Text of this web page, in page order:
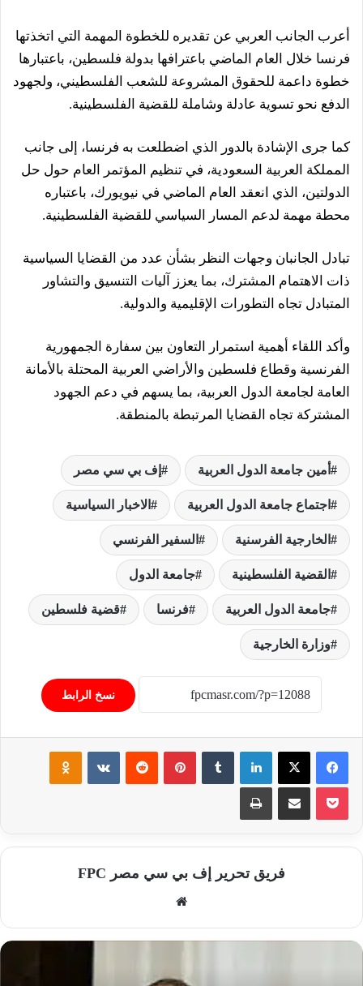
أعرب الجانب العربي عن تقديره للخطوة المهمة التي اتخذتها
فرنسا خلال العام الماضي باعترافها بدولة فلسطين، باعتبارها
خطوة داعمة للحقوق المشروعة للشعب الفلسطيني، ولجهود
الدفع نحو تسوية عادلة وشاملة للقضية الفلسطينية.
كما جرى الإشادة بالدور الذي اضطلعت به فرنسا، إلى جانب
المملكة العربية السعودية، في تنظيم المؤتمر العام حول حل
الدولتين، الذي انعقد العام الماضي في نيويورك، باعتباره
محطة مهمة لدعم المسار السياسي للقضية الفلسطينية.
تبادل الجانبان وجهات النظر بشأن عدد من القضايا السياسية
ذات الاهتمام المشترك، بما يعزز آليات التنسيق والتشاور
المتبادل تجاه التطورات الإقليمية والدولية.
وأكد اللقاء أهمية استمرار التعاون بين سفارة الجمهورية
الفرنسية وقطاع فلسطين والأراضي العربية المحتلة بالأمانة
العامة لجامعة الدول العربية، بما يسهم في دعم الجهود
المشتركة تجاه القضايا المرتبطة بالمنطقة.
أمين جامعة الدول العربية إف بي سي مصر
اجتماع جامعة الدول العربية الاخبار السياسية
الخارجية الفرسنية السفير الفرنسي
القضية الفلسطينية جامعة الدول
جامعة الدول العربية فرنسا قضية فلسطين
وزارة الخارجية
نسخ الرابط
فيسبوك ‫X لينكدإن بينتيريست
فريق تحرير إف بي سي مصر FPC
الوي